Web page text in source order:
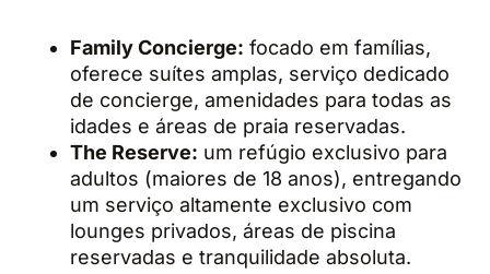
Family Concierge: focado em famílias,
oferece suítes amplas, serviço dedicado
de concierge, amenidades para todas as
idades e áreas de praia reservadas.
The Reserve: um refúgio exclusivo para
adultos (maiores de 18 anos), entregando
um serviço altamente exclusivo com
lounges privados, áreas de piscina
reservadas e tranquilidade absoluta.